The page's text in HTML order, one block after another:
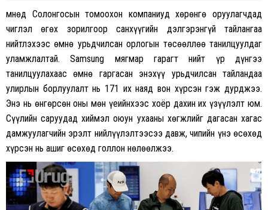
Өмнөд Солонгосын томоохон компаниуд хөрөнгө оруулагчдад
чиглэл өгөх зорилгоор санхүүгийн дэлгэрэнгүй тайлангаа
нийтлэхээс өмнө урьдчилсан орлогын төсөөллөө танилцуулдаг
уламжлалтай. Samsung мягмар гарагт нийт үр дүнгээ
танилцуулахаас өмнө гаргасан энэхүү урьдчилсан тайландаа
улирлын борлуулалт нь 171 их наяд вон хүрсэн гэж дурджээ.
Энэ нь өнгөрсөн оны мөн үеийнхээс хоёр дахин их үзүүлэлт юм.
Сүүлийн саруудад хиймэл оюун ухааны хөгжлийг дагасан хагас
дамжуулагчийн эрэлт нийлүүлэлтээсээ давж, чипийн үнэ өсөхөд
хүрсэн нь ашиг өсөхөд голлон нөлөөлжээ.